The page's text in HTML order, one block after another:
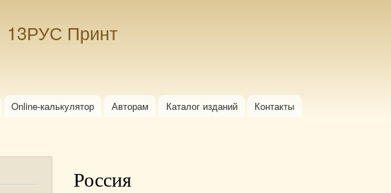
13РУС Принт
Online-калькулятор Авторам Каталог изданий Контакты
Россия